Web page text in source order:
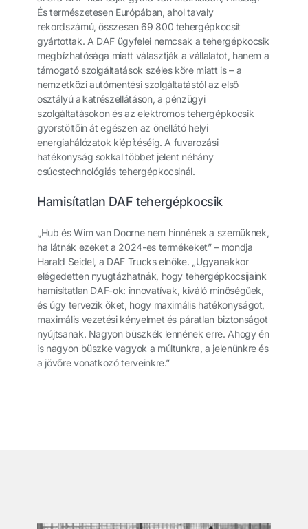
És természetesen Európában, ahol tavaly
rekordszámú, összesen 69 800 tehergépkocsit
gyártottak. A DAF ügyfelei nemcsak a tehergépkocsik
megbízhatósága miatt választják a vállalatot, hanem a
támogató szolgáltatások széles köre miatt is – a
nemzetközi autómentési szolgáltatástól az első
osztályú alkatrészellátáson, a pénzügyi
szolgáltatásokon és az elektromos tehergépkocsik
gyorstöltőin át egészen az önellátó helyi
energiahálózatok kiépítéséig. A fuvarozási
hatékonyság sokkal többet jelent néhány
csúcstechnológiás tehergépkocsinál.
Hamisítatlan DAF tehergépkocsik
„Hub és Wim van Doorne nem hinnének a szemüknek,
ha látnák ezeket a 2024-es termékeket” – mondja
Harald Seidel, a DAF Trucks elnöke. „Ugyanakkor
elégedetten nyugtázhatnák, hogy tehergépkocsijaink
hamisítatlan DAF-ok: innovatívak, kiváló minőségűek,
és úgy tervezik őket, hogy maximális hatékonyságot,
maximális vezetési kényelmet és páratlan biztonságot
nyújtsanak. Nagyon büszkék lennének erre. Ahogy én
is nagyon büszke vagyok a múltunkra, a jelenünkre és
a jövőre vonatkozó terveinkre.”